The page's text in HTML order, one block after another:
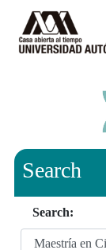
Search
Search: